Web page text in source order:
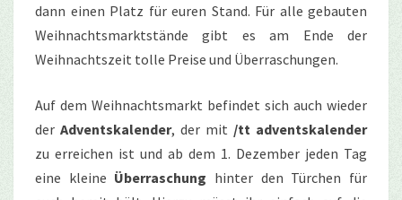
dann einen Platz für euren Stand. Für alle gebauten
Weihnachtsmarktstände gibt es am Ende der
Weihnachtszeit tolle Preise und Überraschungen.
Auf dem Weihnachtsmarkt befindet sich auch wieder
der Adventskalender, der mit /tt adventskalender
zu erreichen ist und ab dem 1. Dezember jeden Tag
eine kleine Überraschung hinter den Türchen für